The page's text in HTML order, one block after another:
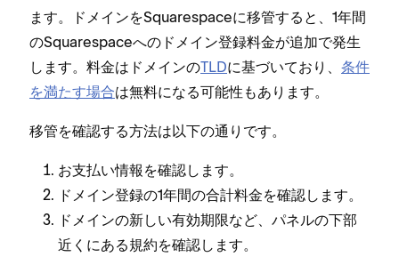
ます⁠。ドメインをSquarespaceに移管すると⁠、1年間
のSquarespaceへのドメイン登録料金が追加で発生
します⁠。料金はドメインのTLDに基づいており⁠、 条件
を満たす場合は無料になる可能性もあります⁠。
移管を確認する方法は以下の通りです⁠。
お支払い情報を確認します⁠。
ドメイン登録の1年間の合計料金を確認します⁠。
ドメインの新しい有効期限など⁠、パネルの下部
近くにある規約を確認します⁠。